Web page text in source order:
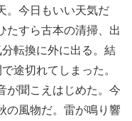
。今日もいい天気だ
たすら古本の清掃、出
転換に外に出る。結
途切れてしまった。
が聞こえはじめた。今
の風物だ。雷が鳴り響